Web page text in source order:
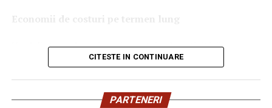
catalizatoare moderne;
sisteme Start-Stop.
Economii de costuri pe termen lung
Unul dintre cele mai mari avantaje ale activității
închiriere toalete ecologiceeste economia de costuri.
termen lung, aceasta este o opțiune mai rentabilă decât
construirea unei infrastructuri permanente de toalete.
CITESTE IN CONTINUARE
PARTENERI